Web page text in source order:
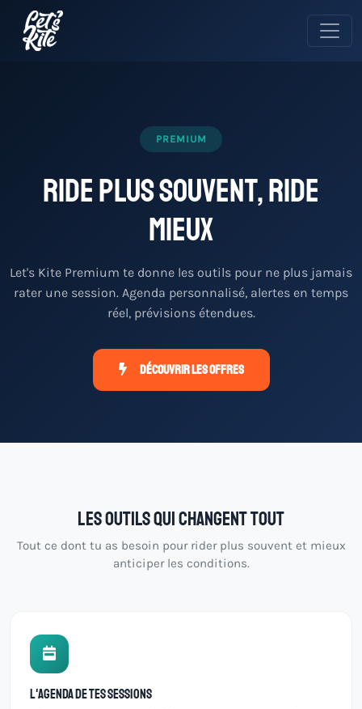
PREMIUM
Ride plus souvent, ride
mieux
Let's Kite Premium te donne les outils pour ne plus jamais
rater une session. Agenda personnalisé, alertes en temps
réel, prévisions étendues.
Découvrir les offres
Les outils qui changent tout
Tout ce dont tu as besoin pour rider plus souvent et mieux
anticiper les conditions.
L'agenda de tes sessions